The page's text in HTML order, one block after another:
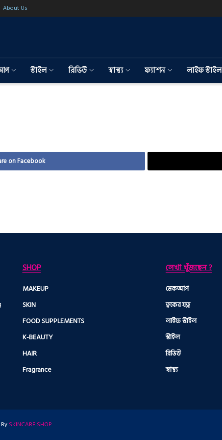
About Us
স্টাইল রিভিউ স্বাস্থ্য ফ্যাশন লাইফ স্টাইল
on Facebook
SHOP
MAKEUP
SKIN
FOOD SUPPLEMENTS
K-BEAUTY
HAIR
Fragrance
লেখা খুঁজছেন ?
মেকআপ
ত্বকের যত্ন
লাইফ স্টাইল
স্টাইল
রিভিউ
স্বাস্থ্য
SKINCARE SHOP.